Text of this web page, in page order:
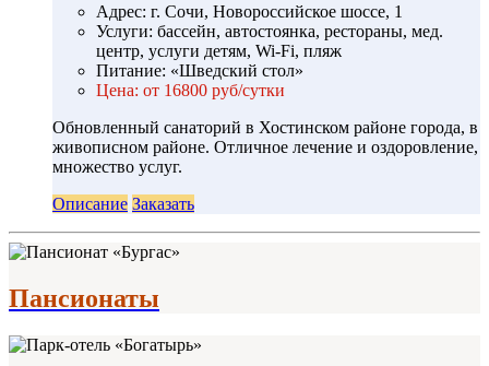
Адрес: г. Сочи, Новороссийское шоссе, 1
Услуги: бассейн, автостоянка, рестораны, мед.
центр, услуги детям, Wi-Fi, пляж
Питание: «Шведский стол»
Цена: от 16800 руб/сутки
Обновленный санаторий в Хостинском районе города, в
живописном районе. Отличное лечение и оздоровление,
множество услуг.
Описание Заказать
Пансионаты